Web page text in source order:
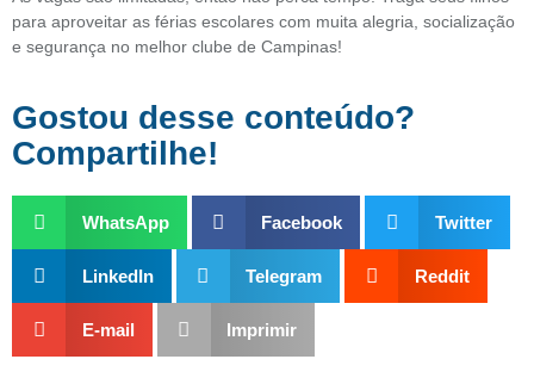
para aproveitar as férias escolares com muita alegria, socialização
e segurança no melhor clube de Campinas!
Gostou desse conteúdo?
Compartilhe!
WhatsApp Facebook Twitter
LinkedIn Telegram Reddit
E-mail Imprimir